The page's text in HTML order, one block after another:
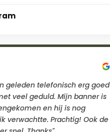
geleden telefonisch erg goed
veel geduld. Mijn banner is
en hij is nog
verwachtte. Prachtig! Ook de